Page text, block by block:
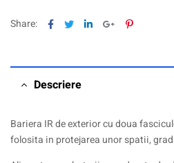
Share: Facebook
TwitterLinkedinGoogle+Pinterest
Descriere
Bariera IR de exterior cu doua
folosita in protejarea unor spatii,